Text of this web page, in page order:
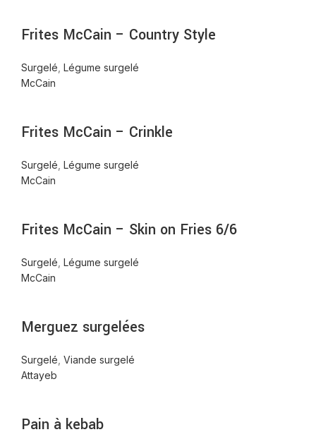
Frites McCain – Country Style
Surgelé Légume surgelé
McCain
Frites McCain – Crinkle
Surgelé Légume surgelé
McCain
Frites McCain – Skin on Fries 6/6
Surgelé Légume surgelé
McCain
Merguez surgelées
Surgelé Viande surgelé
Attayeb
Pain à kebab